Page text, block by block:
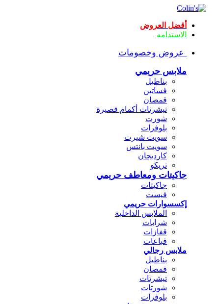
أقضل العروض
الاستدامه
عروض وخصومات
ملابس حريمي
بناطيل
فساتين
قمصان
تيشرتات أكمام قصيرة
شورت
بلوفرات
سويت شيرت
سويت بانتس
كارديجان
تريكو
جاكيتات ومعاطف حريمي
جاكيتات
فيست
إكسسوارات حريمي
الملابس الداخلية
شرابات
قفازات
قباعات
ملابس رجالي
بناطيل
قمصان
تيشرتات
شورتات
بلوفرات